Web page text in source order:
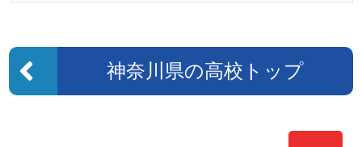
神奈川県の高校トップ